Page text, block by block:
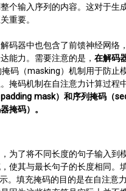
个输入序列的内容。这对于生
重要。
码器中也包含了前馈神经网络
能力。需要注意的是， 在解码
码（masking）机制用于防止
掩码机制在自注意力计算过程
mask）和序列掩码（
掩码）。
为了将不同长度的句子输入到
使其与最长句子的长度相同。
。填充掩码的目的是在自注意